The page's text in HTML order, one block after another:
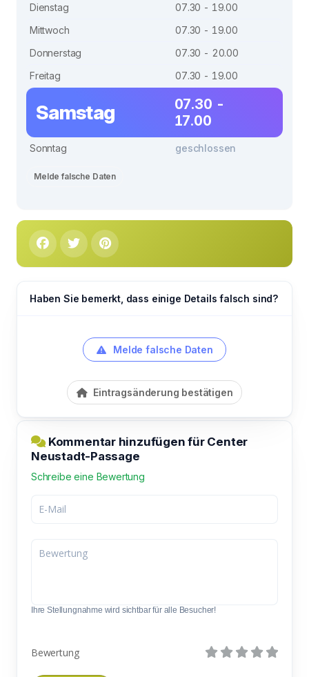
Dienstag
07.30 - 19.00
Mittwoch
07.30 - 19.00
Donnerstag
07.30 - 20.00
Freitag
07.30 - 19.00
Samstag
07.30 -
17.00
Sonntag geschlossen
Melde falsche Daten
Haben Sie bemerkt, dass einige Details falsch sind?
Melde falsche Daten
Eintragsänderung bestätigen
Kommentar hinzufügen für Center
Neustadt-Passage
Schreibe eine Bewertung
Ihre Stellungnahme wird sichtbar für alle Besucher!
Bewertung